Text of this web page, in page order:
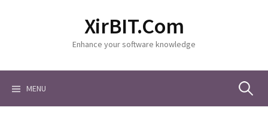
o
XirBIT.Com
Enhance your software knowledge
MENU S